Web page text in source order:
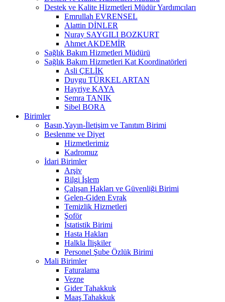
Destek ve Kalite Hizmetleri Müdür Yardımcıları
Emrullah EVRENSEL
Alattin DİNLER
Nuray SAYGILI BOZKURT
Ahmet AKDEMİR
Sağlık Bakım Hizmetleri Müdürü
Sağlık Bakım Hizmetleri Kat Koordinatörleri
Asli ÇELİK
Duygu TÜRKEL ARTAN
Hayriye KAYA
Semra TANIK
Sibel BORA
Birimler
Basın,Yayın-İletişim ve Tanıtım Birimi
Beslenme ve Diyet
Hizmetlerimiz
Kadromuz
İdari Birimler
Arşiv
Bilgi İşlem
Çalışan Hakları ve Güvenliği Birimi
Gelen-Giden Evrak
Temizlik Hizmetleri
Şoför
İstatistik Birimi
Hasta Hakları
Halkla İlişkiler
Personel Şube Özlük Birimi
Mali Birimler
Faturalama
Vezne
Gider Tahakkuk
Maaş Tahakkuk